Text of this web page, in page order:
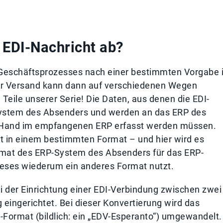
Nachricht ab?
nach einer bestimmten Vorgabe
kann dann auf verschiedenen Wegen
unserer Serie! Die Daten, aus denen die EDI-
des Absenders und werden an das ERP des
im empfangenen ERP erfasst werden müssen.
in einem bestimmten Format – und hier wird es
des ERP-System des Absenders für das ERP-
wiederum ein anderes Format nutzt.
Einrichtung einer EDI-Verbindung zwischen zwei
Bei dieser Konvertierung wird das
(bildlich: ein „EDV-Esperanto“) umgewandelt.